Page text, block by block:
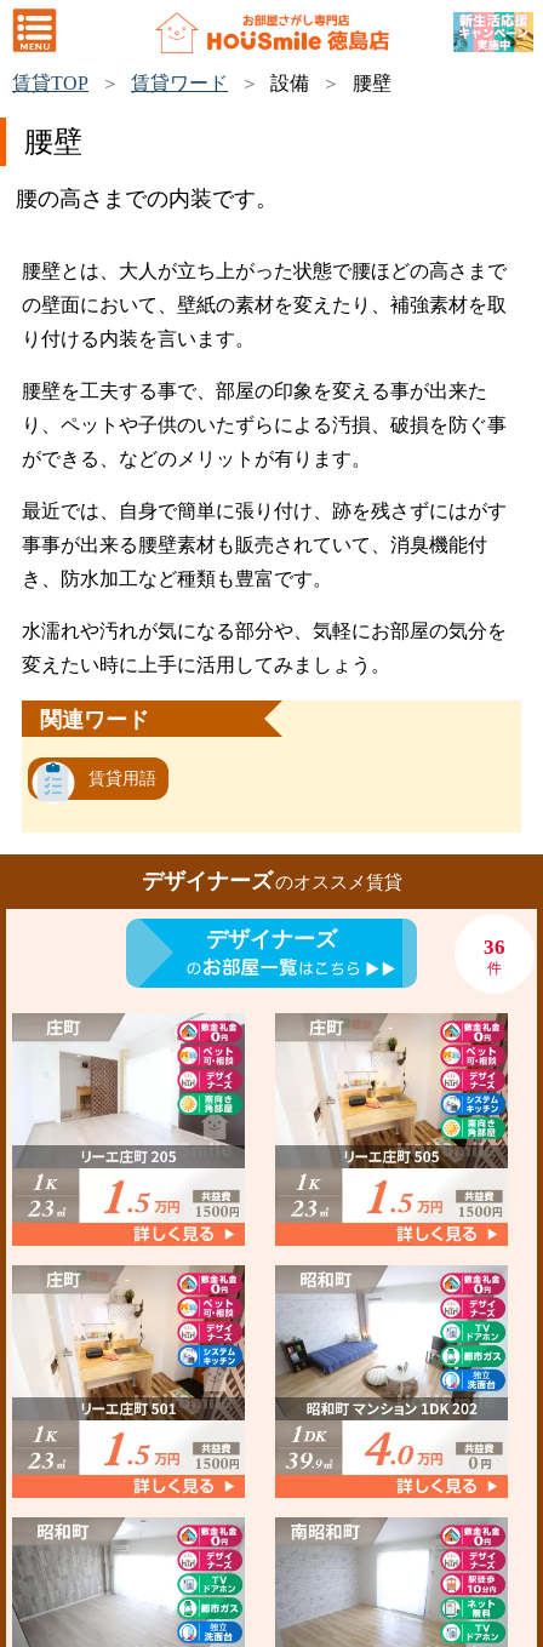
賃貸TOP 賃貸ワード 設備 腰壁
腰壁
腰の高さまでの内装です。
腰壁とは、大人が立ち上がった状態で腰ほどの高さまで
の壁面において、壁紙の素材を変えたり、補強素材を取
り付ける内装を言います。
腰壁を工夫する事で、部屋の印象を変える事が出来た
り、ペットや子供のいたずらによる汚損、破損を防ぐ事
ができる、などのメリットが有ります。
最近では、自身で簡単に張り付け、跡を残さずにはがす
事事が出来る腰壁素材も販売されていて、消臭機能付
き、防水加工など種類も豊富です。
水濡れや汚れが気になる部分や、気軽にお部屋の気分を
変えたい時に上手に活用してみましょう。
関連ワード
賃貸用語
デザイナーズのオススメ賃貸
デザイナーズ 36
件